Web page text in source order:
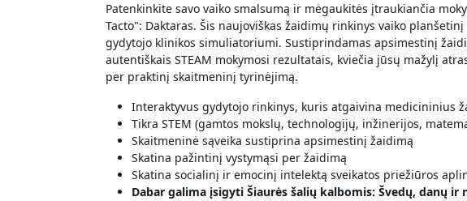
Patenkinkite savo vaiko smalsumą ir mėgaukitės įtraukiančia
Tacto": Daktaras. Šis naujoviškas žaidimų rinkinys vaiko
gydytojo klinikos simuliatoriumi. Sustiprindamas apsimestinį
autentiškais STEAM mokymosi rezultatais, kviečia jūsų mažylį
per praktinį skaitmeninį tyrinėjimą.
Interaktyvus gydytojo rinkinys, kuris atgaivina medicininius
Tikra STEM (gamtos mokslų, technologijų, inžinerijos,
Skaitmeninė sąveika sustiprina apsimestinį žaidimą
Skatina pažintinį vystymąsi per žaidimą
Skatina socialinį ir emocinį intelektą sveikatos priežiūros
Dabar galima įsigyti Šiaurės šalių kalbomis: Švedų, danų ir